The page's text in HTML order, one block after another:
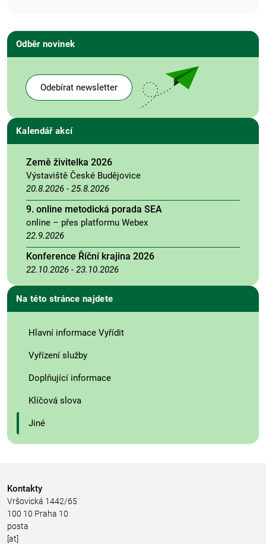
Odběr novinek
Odebírat newsletter
Kalendář akcí
Země živitelka 2026
Výstaviště České Budějovice
20.8.2026 - 25.8.2026
9. online metodická porada SEA
online – přes platformu Webex
22.9.2026
Konference Říční krajina 2026
22.10.2026 - 23.10.2026
Na této stránce najdete
Hlavní informace Vyřídit
Vyřízení služby
Doplňující informace
Klíčová slova
Jiné
Kontakty
Vršovická 1442/65
100 10 Praha 10
posta
[at]